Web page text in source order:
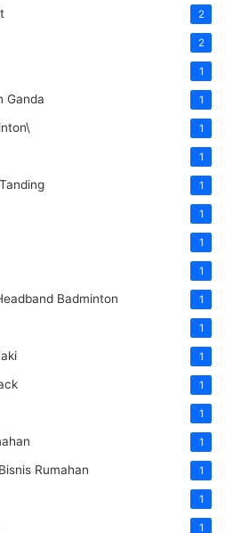
2
2
1
Ganda 1
1
1
1
1
1
1
Badminton 1
1
1
1
1
1
Rumahan 1
1
1